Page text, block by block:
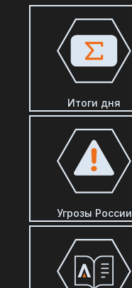
Итоги дня
Угрозы России